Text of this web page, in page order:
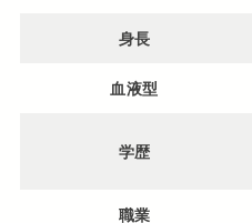
身長
血液型
学歴
職業